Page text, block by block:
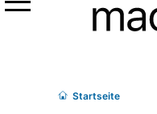
Menü
Startseite